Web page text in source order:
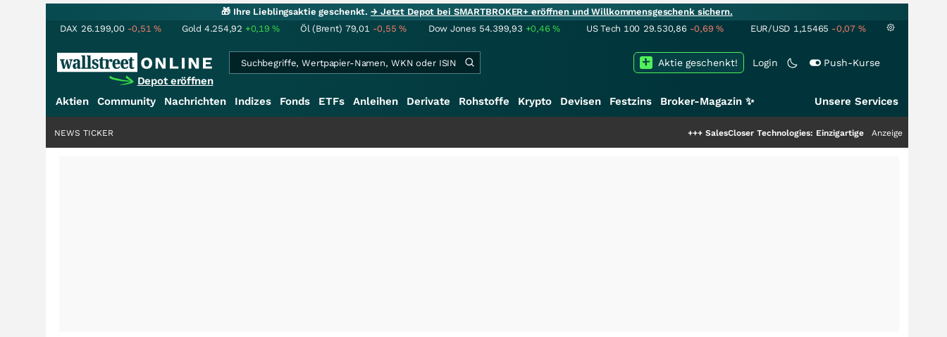
🎁 Ihre Lieblingsaktie geschenkt.→ Jetzt Depot bei SMARTBROKER+ eröffnen und Willkommensgeschenk sichern.
DAX 26.199,00 -0,51% Gold 4.254,92 +0,19% Öl (Brent) 79,01 -0,55% Dow Jones 54.399,93 +0,46% US Tech 100 29.530,86 -0,69% EUR/USD 1,15465 -0,07 %
Depot eröffnen
Login Push-Kurse
Aktie geschenkt!
Aktien Community Nachrichten Indizes Fonds ETFs Anleihen Derivate Rohstoffe Krypto Devisen Festzins Broker-Magazin ✨ Unsere Services
SalesCloser Technologies: Einzigartige Leistung zieht die Top-Dogs an!
Anzeige
NEWS TICKER